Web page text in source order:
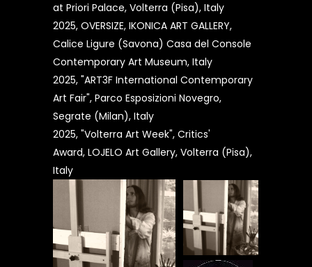
at Priori Palace, Volterra (Pisa), Italy
2025, OVERSIZE, IKONICA ART GALLERY,
Calice Ligure (Savona) Casa del Console
Contemporary Art Museum, Italy
2025, "ART3F International Contemporary
Art Fair", Parco Esposizioni Novegro,
Segrate (Milan), Italy
2025, "Volterra Art Week", Critics'
Award, LOJELO Art Gallery, Volterra (Pisa),
Italy